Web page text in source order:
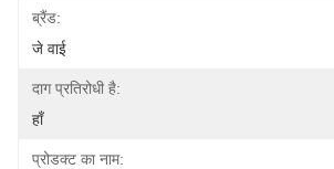
ब्रैंड:
जे वाई
दाग प्रतिरोधी है:
हाँ
प्रोडक्ट का नाम: